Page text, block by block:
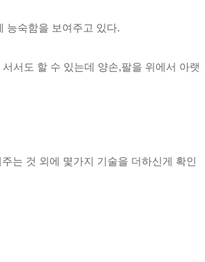
능숙함을 보여주고 있다.
서도 할 수 있는데 양손,팔을 위에서 아랫
는 것 외에 몇가지 기술을 더하신게 확인